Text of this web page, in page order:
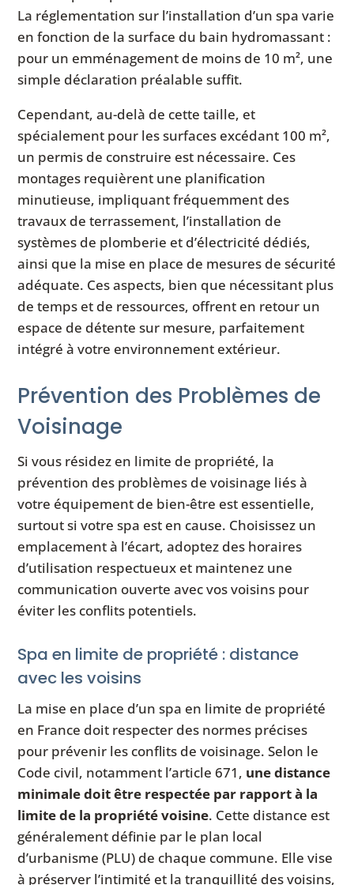
La réglementation sur l’installation d’un spa varie
en fonction de la surface du bain hydromassant :
pour un emménagement de moins de 10 m², une
simple déclaration préalable suffit.
Cependant, au-delà de cette taille, et
spécialement pour les surfaces excédant 100 m²,
un permis de construire est nécessaire. Ces
montages requièrent une planification
minutieuse, impliquant fréquemment des
travaux de terrassement, l’installation de
systèmes de plomberie et d’électricité dédiés,
ainsi que la mise en place de mesures de sécurité
adéquate. Ces aspects, bien que nécessitant plus
de temps et de ressources, offrent en retour un
espace de détente sur mesure, parfaitement
intégré à votre environnement extérieur.
Prévention des Problèmes de
Voisinage
Si vous résidez en limite de propriété, la
prévention des problèmes de voisinage liés à
votre équipement de bien-être est essentielle,
surtout si votre spa est en cause. Choisissez un
emplacement à l’écart, adoptez des horaires
d’utilisation respectueux et maintenez une
communication ouverte avec vos voisins pour
éviter les conflits potentiels.
Spa en limite de propriété : distance
avec les voisins
La mise en place d’un spa en limite de propriété
en France doit respecter des normes précises
pour prévenir les conflits de voisinage. Selon le
Code civil, notamment l’article 671, une distance
minimale doit être respectée par rapport à la
limite de la propriété voisine. Cette distance est
généralement définie par le plan local
d’urbanisme (PLU) de chaque commune. Elle vise
à préserver l’intimité et la tranquillité des voisins,